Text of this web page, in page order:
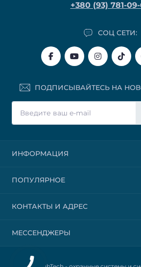
+380 (93) 781-
СОЦ СЕТИ:
ПОДПИСЫВАЙТЕСЬ НА
ИНФОРМАЦИЯ
ПОПУЛЯРНОЕ
КОНТАКТЫ И АДРЕС
МЕССЕНДЖЕРЫ